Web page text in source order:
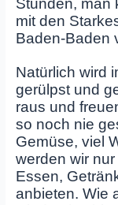
Stunden, man
mit den
Baden-Baden
Natürlich wird
gerülpst und
raus und
so noch nie
Gemüse, viel
werden wir
Essen,
anbieten. Wie